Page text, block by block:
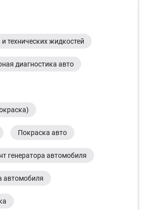
технических жидкостей
диагностика авто
Покраска авто
генератора автомобиля
автомобиля